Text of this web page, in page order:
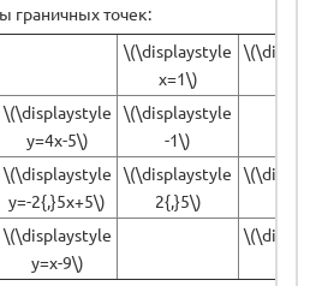
граничных точек:
\(\displaystyle
x=1\)
\(\displaystyle
y=4x-5\)
\(\displaystyle
-1\)
\(\displaystyle
y=-2{,}5x+5\)
\(\displaystyle
2{,}5\)
\(\displaystyle
y=x-9\)